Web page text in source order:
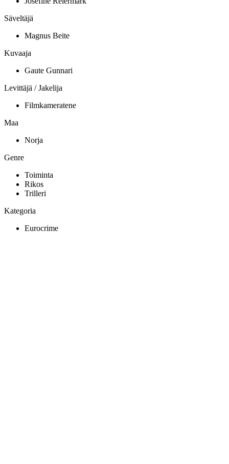
Säveltäjä
Magnus Beite
Kuvaaja
Gaute Gunnari
Levittäjä / Jakelija
Filmkameratene
Maa
Norja
Genre
Toiminta
Rikos
Trilleri
Kategoria
Eurocrime